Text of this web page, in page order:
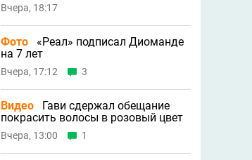
Вчера, 18:17
Фото
«Реал» подписал Диоманде
на 7 лет
Вчера, 17:12 3
Видео
Гави сдержал обещание
покрасить волосы в розовый цвет
Вчера, 13:00 1